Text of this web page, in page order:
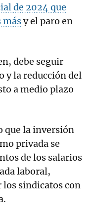
de 2024 que
másy el paro en
debe seguir
y la reducción del
a medio plazo
que la inversión
privada se
de los salarios
laboral,
los sindicatos con